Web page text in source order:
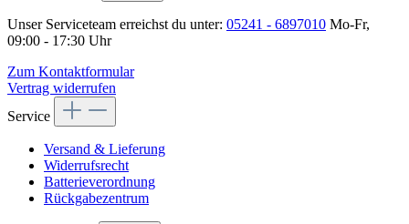
Unser Serviceteam erreichst du unter: 05241 - 6897010 Mo-Fr,
09:00 - 17:30 Uhr
Zum Kontaktformular
Vertrag widerrufen
Service
Versand & Lieferung
Widerrufsrecht
Batterieverordnung
Rückgabezentrum